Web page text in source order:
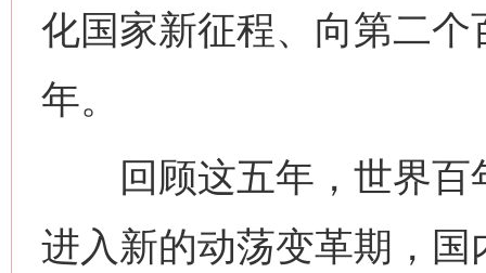
化国家新征程、向第二
年。
回顾这五年，世界百
进入新的动荡变革期，